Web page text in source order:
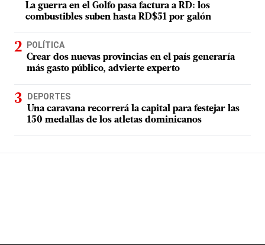
La guerra en el Golfo pasa factura a RD: los
combustibles suben hasta RD$51 por galón
POLÍTICA
Crear dos nuevas provincias en el país generaría
más gasto público, advierte experto
DEPORTES
Una caravana recorrerá la capital para festejar las
150 medallas de los atletas dominicanos